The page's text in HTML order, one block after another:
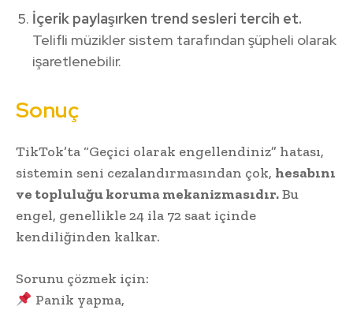
İçerik paylaşırken trend sesleri tercih et.
Telifli müzikler sistem tarafından şüpheli olarak
işaretlenebilir.
Sonuç
TikTok’ta “Geçici olarak engellendiniz” hatası,
sistemin seni cezalandırmasından çok, hesabını
ve topluluğu koruma mekanizmasıdır.Bu
engel, genellikle 24 ila 72 saat içinde
kendiliğinden kalkar.
Sorunu çözmek için:
Panik yapma,